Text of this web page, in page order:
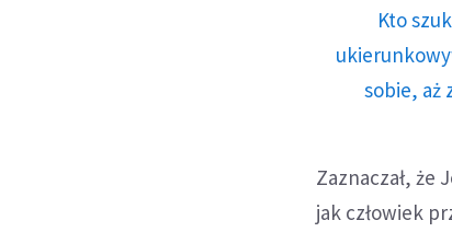
Kto
sobie, aż
Zaznaczał, że
jak człowiek